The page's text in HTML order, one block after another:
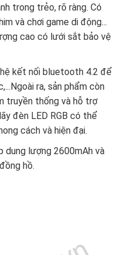
trong trẻo, rõ ràng. Có
và chơi game di động...
cao có lưới sắt bảo vệ
kết nối bluetooth 4.2 để
ra, sản phẩm còn
truyền thống và hỗ trợ
đèn LED RGB có thể
cách và hiện đại.
dung lượng 2600mAh và
hồ.